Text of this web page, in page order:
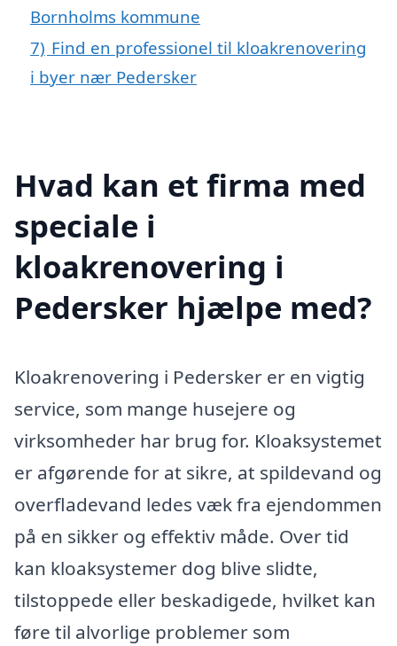
Bornholms kommune
7) Find en professionel til kloakrenovering
i byer nær Pedersker
Hvad kan et firma med
speciale i
kloakrenovering i
Pedersker hjælpe med?
Kloakrenovering i Pedersker er en vigtig
service, som mange husejere og
virksomheder har brug for. Kloaksystemet
er afgørende for at sikre, at spildevand og
overfladevand ledes væk fra ejendommen
på en sikker og effektiv måde. Over tid
kan kloaksystemer dog blive slidte,
tilstoppede eller beskadigede, hvilket kan
føre til alvorlige problemer som